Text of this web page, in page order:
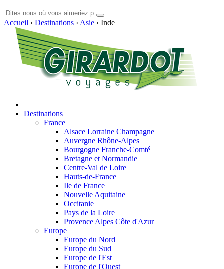
Accueil › Destinations › Asie › Inde
Destinations
France
Alsace Lorraine Champagne
Auvergne Rhône-Alpes
Bourgogne Franche-Comté
Bretagne et Normandie
Centre-Val de Loire
Hauts-de-France
Ile de France
Nouvelle Aquitaine
Occitanie
Pays de la Loire
Provence Alpes Côte d'Azur
Europe
Europe du Nord
Europe du Sud
Europe de l'Est
Europe de l'Ouest